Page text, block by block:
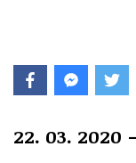
22. 03. 2020